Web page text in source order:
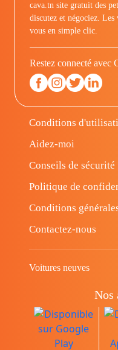
cava.tn site gratuit des
discutez et négociez. Les
vous en simple clic.
Restez connecté avec
Conditions
Aidez-moi
Conseils de sécurité
Politique de
Conditions
Contactez-nous
Voitures neuves
Nos